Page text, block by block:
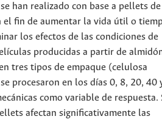
han realizado con base a pellets de
fin de aumentar la vida útil o
los efectos de las condiciones de
producidas a partir de
tres tipos de empaque (celulosa
procesaron en los días 0, 8, 20, 40
como variable de respuesta.
afectan significativamente las